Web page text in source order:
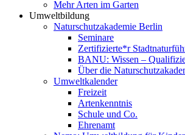
Mehr Arten im Garten
Umweltbildung
Naturschutzakademie Berlin
Seminare
Zertifizierte*r
BANU: Wissen –
Über die
Umweltkalender
Freizeit
Artenkenntnis
Schule und Co.
Ehrenamt